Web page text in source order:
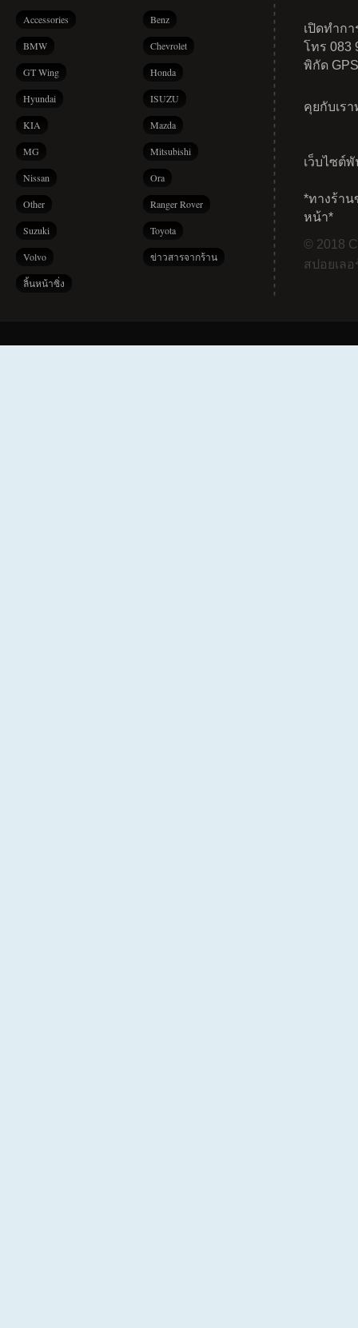
Accessories Benz
BMW Chevrolet
GT Wing Honda
Hyundai ISUZU
KIA Mazda
MG Mitsubishi
Nissan Ora
Other Ranger Rover
Suzuki Toyota
Volvo ข่าวสารจากร้าน
ลิ้นหน้าซิ่ง
เปิดทำก
โทร 083
พิกัด
คุยกับเร
เว็บไซต์
*ทางร้าน
หน้า*
© 2018
สปอยเล